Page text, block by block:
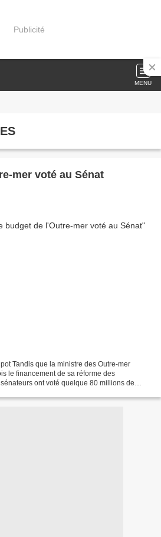
Publicité
MENU
mer voté au Sénat
Tandis que la ministre des Outre-mer
le financement de sa réforme des
ont voté quelque 80 millions de